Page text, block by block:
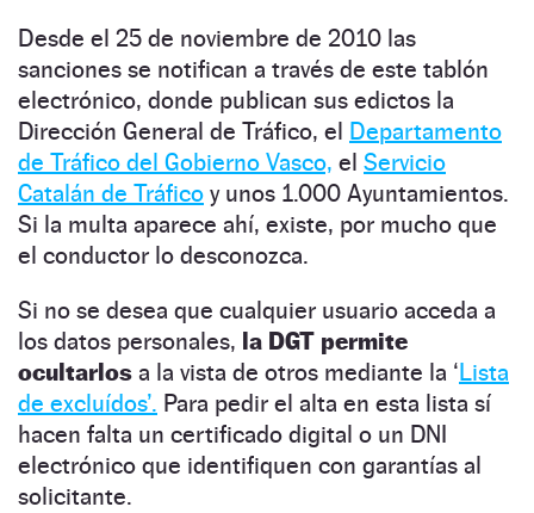
Desde el 25 de noviembre de 2010 las
sanciones se notifican a través de este tablón
electrónico, donde publican sus edictos la
Dirección General de Tráfico, el Departamento
de Tráfico del Gobierno Vasco, el Servicio
Catalán de Tráfico y unos 1.000 Ayuntamientos.
Si la multa aparece ahí, existe, por mucho que
el conductor lo desconozca.
Si no se desea que cualquier usuario acceda a
los datos personales, la DGT permite
ocultarlos a la vista de otros mediante la ‘Lista
de excluídos’. Para pedir el alta en esta lista sí
hacen falta un certificado digital o un DNI
electrónico que identifiquen con garantías al
solicitante.